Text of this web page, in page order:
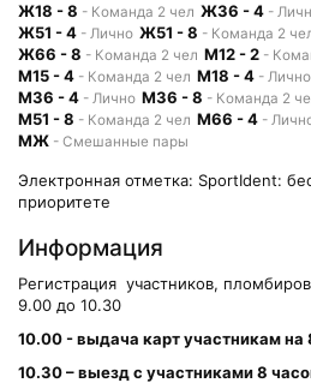
Ж18 - 8 - Команда 2 чел Ж36 - 4 -
Ж51 - 4 - Лично Ж51 - 8 - Команда 2
Ж66 - 8 - Команда 2 чел М12 - 2 -
М15 - 4 - Команда 2 чел М18 - 4 - Лично
М36 - 4 - Лично М36 - 8 - Команда 2
М51 - 8 - Команда 2 чел М66 - 4 -
МЖ - Смешанные пары
Электронная отметка: SportIdent:
приоритете
Информация
Регистрация участников,
9.00 до 10.30
10.00 - выдача карт участникам на
10.30 – выезд с участниками 8